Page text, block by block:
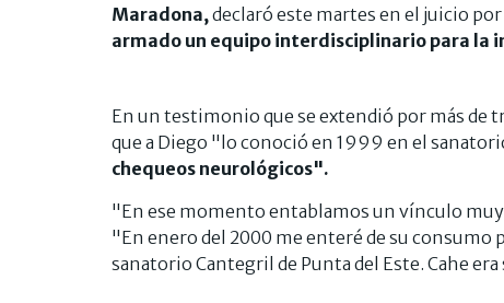
Maradona, declaró este martes en el juicio
armado un equipo interdisciplinario para la
En un testimonio que se extendió por más de
que a Diego "lo conoció en 1999 en el
chequeos neurológicos".
"En ese momento entablamos un vínculo
"En enero del 2000 me enteré de su
sanatorio Cantegril de Punta del Este. Cahe